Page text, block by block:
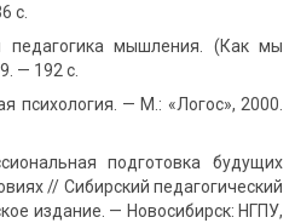
с.
мышления. (Как мы
— 192 с.
психология. — М.: «Логос», 2000.
подготовка будущих
// Сибирский педагогический
издание. — Новосибирск: НГПУ,